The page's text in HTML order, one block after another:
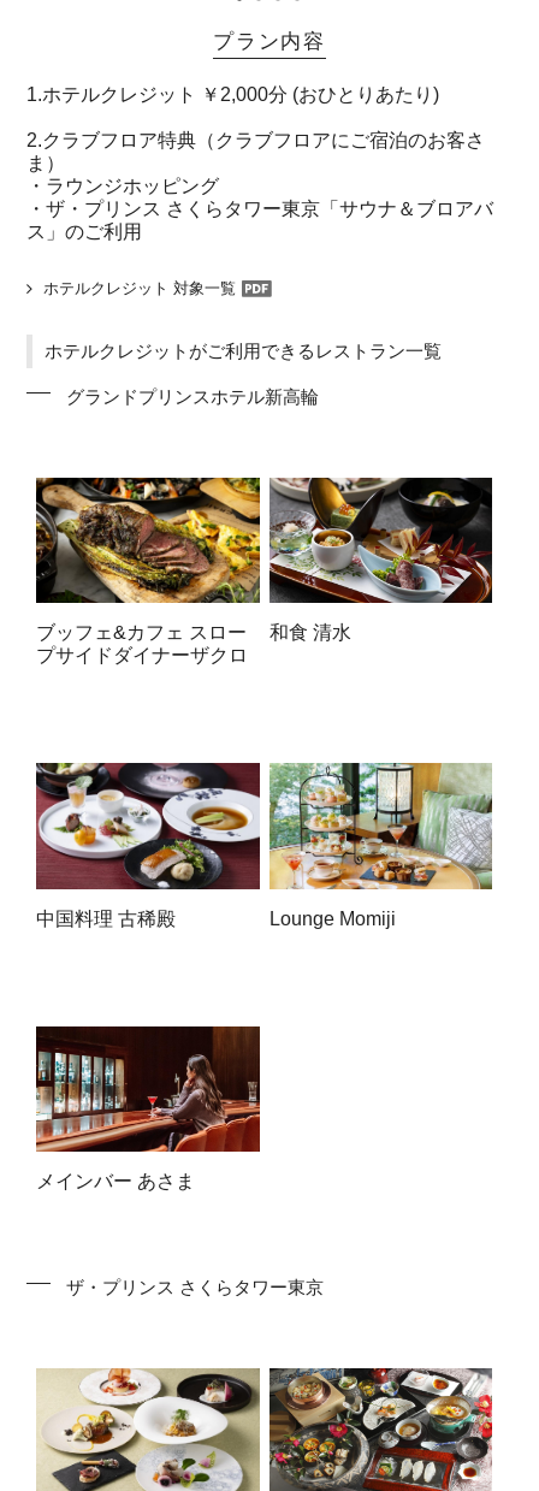
プラン内容
1.ホテルクレジット ￥2,000分 (おひとりあたり)
2.クラブフロア特典（クラブフロアにご宿泊のお客さ
ま）
・ラウンジホッピング
・ザ・プリンス さくらタワー東京「サウナ＆ブロアバ
ス」のご利用
ホテルクレジット 対象一覧
ホテルクレジットがご利用できるレストラン一覧
グランドプリンスホテル新高輪
ブッフェ&カフェ スロー
プサイドダイナーザクロ
和食 清水
中国料理 古稀殿 Lounge Momiji
メインバー あさま
ザ・プリンス さくらタワー東京